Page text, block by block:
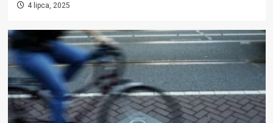
4 lipca, 2025